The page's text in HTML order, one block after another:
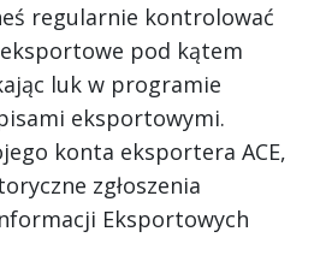
regularnie kontrolować
eksportowe pod kątem
luk w programie
eksportowymi.
konta eksportera ACE,
zgłoszenia
Eksportowych